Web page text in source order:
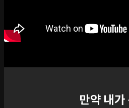
만약 내가